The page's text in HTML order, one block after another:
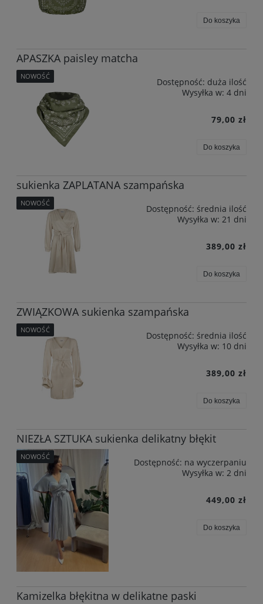
Do koszyka
APASZKA paisley matcha
Dostępność: duża ilość
Wysyłka w: 4 dni
79,00 zł
Do koszyka
NOWOŚĆ
sukienka ZAPLATANA szampańska
Dostępność: średnia ilość
Wysyłka w: 21 dni
389,00 zł
Do koszyka
NOWOŚĆ
ZWIĄZKOWA sukienka szampańska
Dostępność: średnia ilość
Wysyłka w: 10 dni
389,00 zł
Do koszyka
NOWOŚĆ
NIEZŁA SZTUKA sukienka delikatny błękit
Dostępność: na wyczerpaniu
Wysyłka w: 2 dni
449,00 zł
Do koszyka
NOWOŚĆ
Kamizelka błękitna w delikatne paski